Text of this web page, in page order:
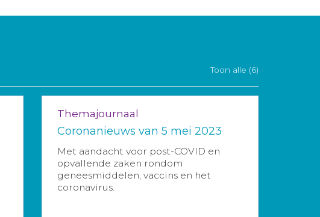
Toon alle (6)
Themajournaal
Coronanieuws van 5 mei 2023
Met aandacht voor post-COVID en
opvallende zaken rondom
geneesmiddelen, vaccins en het
coronavirus.